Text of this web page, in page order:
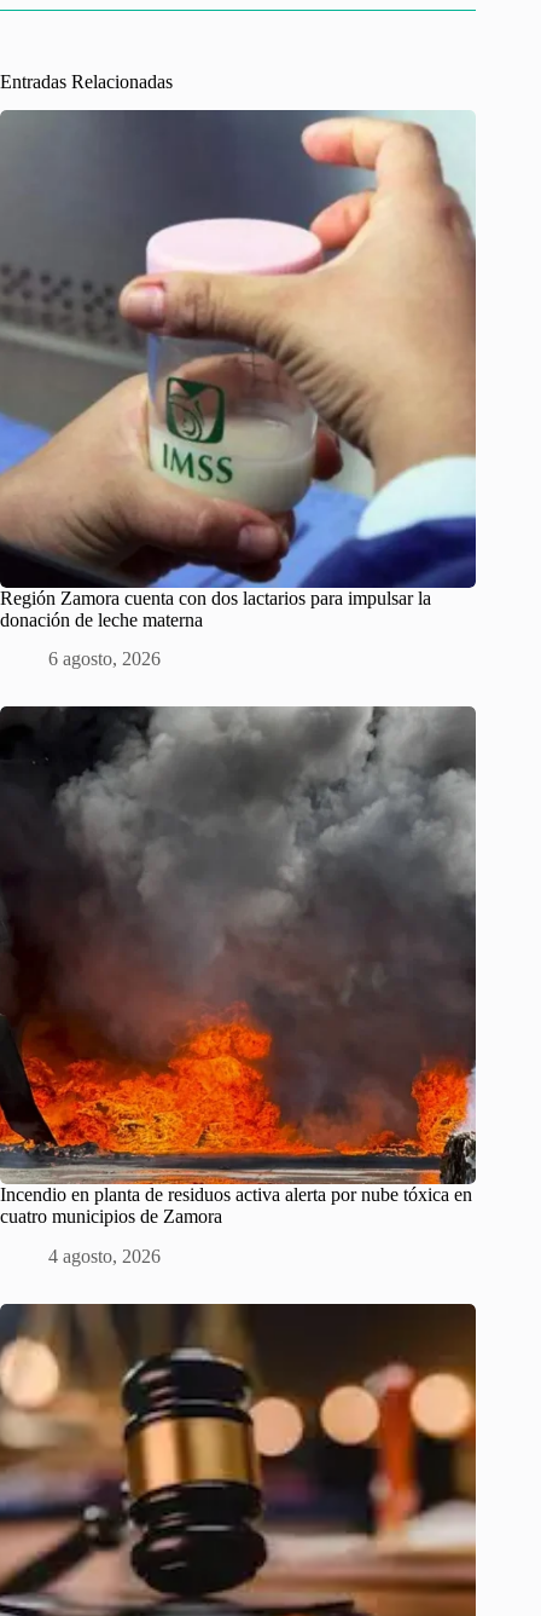
Entradas Relacionadas
Región Zamora cuenta con dos lactarios para impulsar la
donación de leche materna
6 agosto, 2026
Incendio en planta de residuos activa alerta por nube tóxica en
cuatro municipios de Zamora
4 agosto, 2026